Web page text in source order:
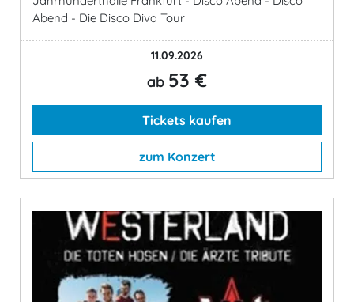
Abend - Die Disco Diva Tour
11.09.2026
ab 53 €
Tickets kaufen
zum Konzert